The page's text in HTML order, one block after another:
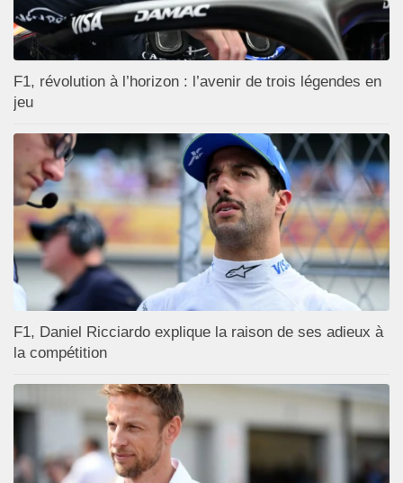
F1, révolution à l’horizon : l’avenir de trois légendes en
jeu
F1, Daniel Ricciardo explique la raison de ses adieux à
la compétition